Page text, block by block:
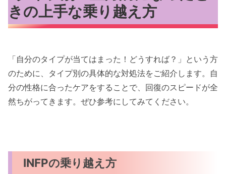
きの上手な乗り越え方
「自分のタイプが当てはまった！どうすれば？」という方
のために、タイプ別の具体的な対処法をご紹介します。自
分の性格に合ったケアをすることで、回復のスピードが全
然ちがってきます。ぜひ参考にしてみてください。
INFPの乗り越え方